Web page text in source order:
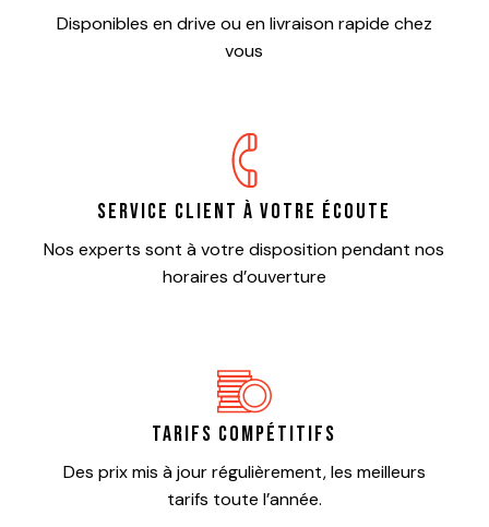
Disponibles en drive ou en livraison rapide chez
vous
Service client à votre écoute
Nos experts sont à votre disposition pendant nos
horaires d’ouverture
Tarifs compétitifs
Des prix mis à jour régulièrement, les meilleurs
tarifs toute l’année.